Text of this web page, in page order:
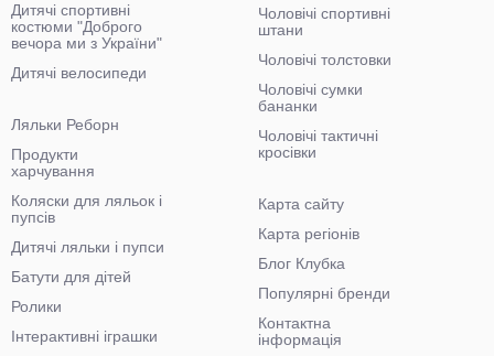
Дитячі спортивні
костюми "Доброго
вечора ми з України"
Дитячі велосипеди
Чоловічі спортивні
штани
Чоловічі толстовки
Чоловічі сумки
бананки
Чоловічі тактичні
кросівки
Ляльки Реборн
Продукти
харчування
Коляски для ляльок і
пупсів
Дитячі ляльки і пупси
Батути для дітей
Ролики
Інтерактивні іграшки
Карта сайту
Карта регіонів
Блог Клубка
Популярні бренди
Контактна
інформація